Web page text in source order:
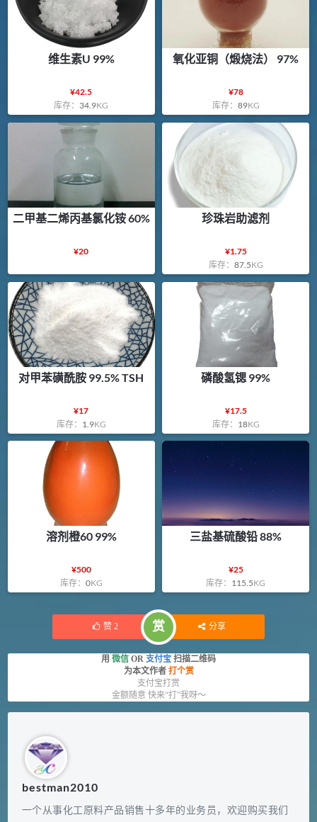
维生素U 99%
¥42.5
库存： 34.9KG
氧化亚铜（煅烧法） 97%
¥78
库存： 89KG
二甲基二烯丙基氯化铵 60%
¥20
珍珠岩助滤剂
¥1.75
库存： 87.5KG
对甲苯磺酰胺 99.5% TSH
¥17
库存： 1.9KG
磷酸氢锶 99%
¥17.5
库存： 18KG
溶剂橙60 99%
¥500
库存： 0KG
三盐基硫酸铅 88%
¥25
库存： 115.5KG
赞 2 赏 分享
用 微信 OR 支付宝 扫描二维码
为本文作者 打个赏
支付宝打赏
金额随意 快来“打”我呀～
bestman2010
一个从事化工原料产品销售十多年的业务员，欢迎购买我们